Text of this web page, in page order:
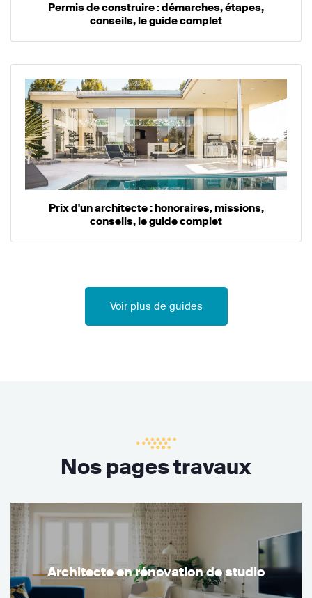
Permis de construire : démarches, étapes,
conseils, le guide complet
Prix d'un architecte : honoraires, missions,
conseils, le guide complet
Voir plus de guides
Nos pages travaux
Architecte en rénovation de studio